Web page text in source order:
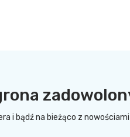
i bądź na bieżąco z